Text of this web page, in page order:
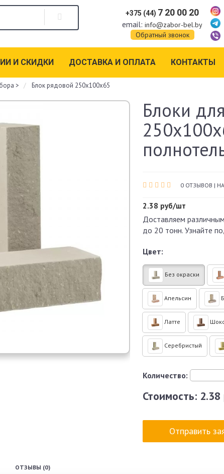
+375 (44) 7 20 00 20
email: info@zabor-bel.by
Обратный звонок
И СКИДКИ ДОСТАВКА И ОПЛАТА КОНТАКТЫ
> Блок рядовой 250х100х65
Блоки
0 ОТЗЫВОВ |
2.38 руб/шт
Доставляем
до 20 тонн. Узнайте
Цвет:
Без окраски
Апельсин
Латте
Серебристый
Количество:
Стоимость:
Отправить
ОТЗЫВЫ (0)